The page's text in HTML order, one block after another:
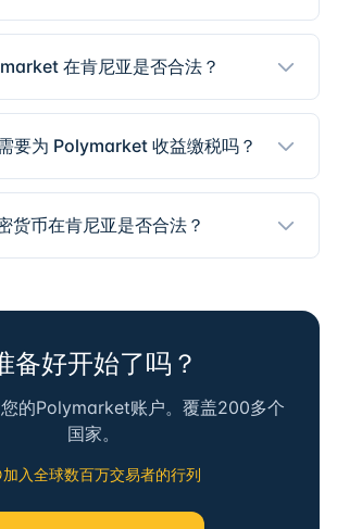
在肯尼亚是否合法？
要为 Polymarket 收益缴税吗？
货币在肯尼亚是否合法？
备好开始了吗？
的Polymarket账户。覆盖200多个
国家。
加入全球数百万交易者的行列